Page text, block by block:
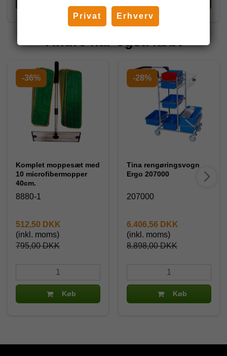
Andre har også købt
-36%
Komplet moppesæt med
10 microfibermopper
40cm.
8880-1
795,00 DKK
512,50 DKK
(inkl. moms)
Køb
-28%
Tina rengøringsvogn
Ergo 207000
207000
8.898,00 DKK
6.406,56 DKK
(inkl. moms)
Køb
Privat Erhverv